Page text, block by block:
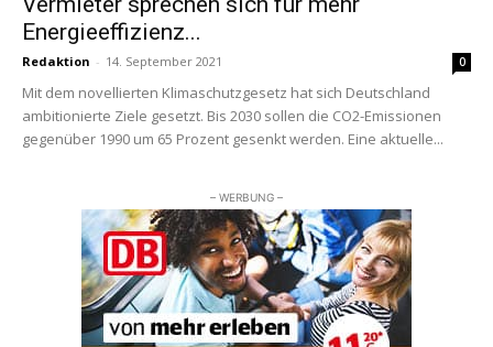
Energieeffizienz...
Redaktion - 14. September 2021 0
Mit dem novellierten Klimaschutzgesetz hat sich Deutschland
ambitionierte Ziele gesetzt. Bis 2030 sollen die CO2-Emissionen
gegenüber 1990 um 65 Prozent gesenkt werden. Eine aktuelle...
– WERBUNG –